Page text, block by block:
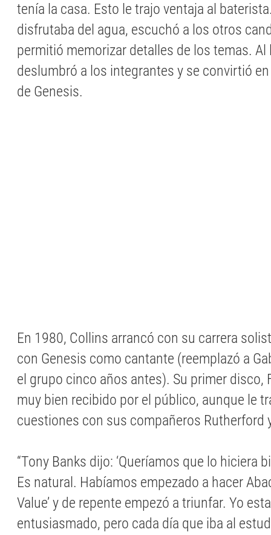
tenía la casa. Esto le trajo ventaja al
disfrutaba del agua, escuchó a los otros
permitió memorizar detalles de los temas.
deslumbró a los integrantes y se convirtió
de Genesis.
En 1980, Collins arrancó con su carrera
con Genesis como cantante (reemplazó a
el grupo cinco años antes). Su primer disco,
muy bien recibido por el público, aunque le
cuestiones con sus compañeros Rutherford
“Tony Banks dijo: ‘Queríamos que lo hiciera
Es natural. Habíamos empezado a hacer
Value’ y de repente empezó a triunfar. Yo
entusiasmado, pero cada día que iba al